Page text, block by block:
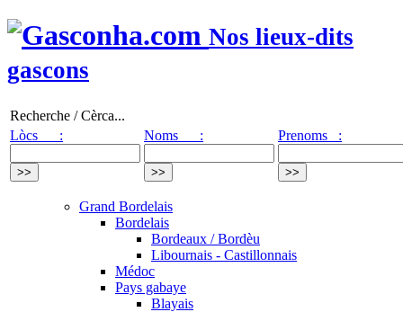
Nos lieux-dits
gascons
Recherche / Cèrca...
Lòcs :
Noms : Prenoms :
Grand Bordelais
Bordelais
Bordeaux / Bordèu
Libournais - Castillonnais
Médoc
Pays gabaye
Blayais